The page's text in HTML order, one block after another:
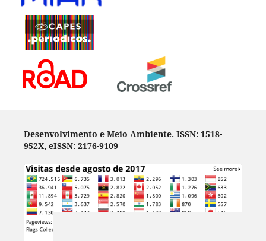
Desenvolvimento e Meio Ambiente. ISSN: 1518-
952X, eISSN: 2176-9109